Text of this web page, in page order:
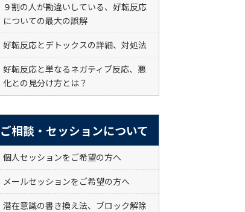
９割の人が勘違いしている、好転反応
についての最大の誤解
好転反応とデトックスの詳細、対処法
好転反応と単なるネガティブ反応、悪
化との見分け方とは？
ご相談・セッションについて
個人セッションをご希望の方へ
メールセッションをご希望の方へ
潜在意識の書き換え法、ブロック解除